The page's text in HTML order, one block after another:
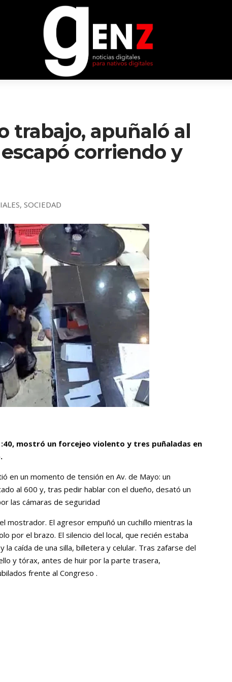
trabajo, apuñaló al
corriendo y
,SOCIEDAD
mostró un forcejeo violento y tres puñaladas en
en un momento de tensión en Av. de Mayo: un
al 600 y, tras pedir hablar con el dueño, desató un
las cámaras de seguridad
El agresor empuñó un cuchillo mientras la
por el brazo. El silencio del local, que recién estaba
la caída de una silla, billetera y celular. Tras zafarse del
y tórax, antes de huir por la parte trasera,
frente al Congreso .